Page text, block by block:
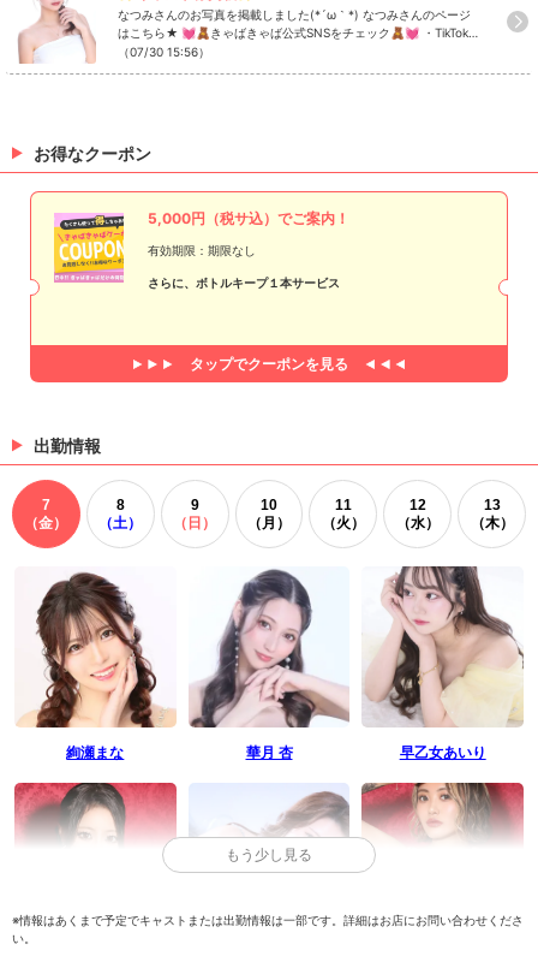
なつみさんのお写真を掲載しました(*´ω｀*) なつみさんのページ
はこちら★ 💓🧸きゃばきゃば公式SNSをチェック🧸💓 ・TikTok
・Instagram ・Twitter ・YouTube
（07/30 15:56）
お得なクーポン
5,000円（税サ込）でご案内！
有効期限：期限なし
さらに、ボトルキープ１本サービス
タップでクーポンを見る
出勤情報
7
（金）
8
（土）
9
（日）
10
（月）
11
（火）
12
（水）
13
（木）
絢瀬まな 華月 杏 早乙女あいり
もう少し見る
※情報はあくまで予定でキャストまたは出勤情報は一部です。詳細はお店にお問い合わせくださ
い。